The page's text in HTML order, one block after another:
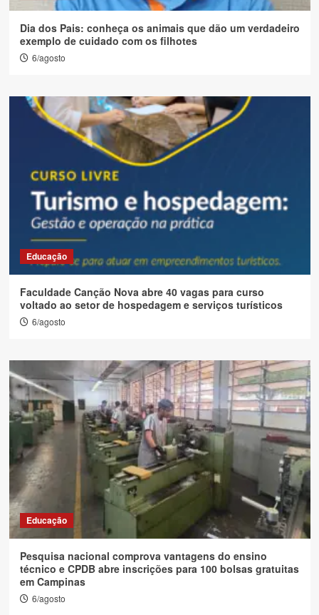
Dia dos Pais: conheça os animais que dão um verdadeiro
exemplo de cuidado com os filhotes
6/agosto
Educação
Faculdade Canção Nova abre 40 vagas para curso
voltado ao setor de hospedagem e serviços turísticos
6/agosto
Educação
Pesquisa nacional comprova vantagens do ensino
técnico e CPDB abre inscrições para 100 bolsas gratuitas
em Campinas
6/agosto